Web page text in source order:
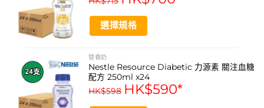
產品名稱: 雀巢 Nestle ISOCAL 100 Mini 愛素寶100
Mini 粟米湯味
規格: 100毫升 x 12支
能量: 每毫升2.0千卡
每支蛋白質含量: 8克
每支碳水化合物含量: 25.5克
product
page
選擇規格
product
has
multiple
variants.
營養奶
Nestle Resource Diabetic 力源素 關注血糖
配方 250ml x24
HK$598 HK$590*